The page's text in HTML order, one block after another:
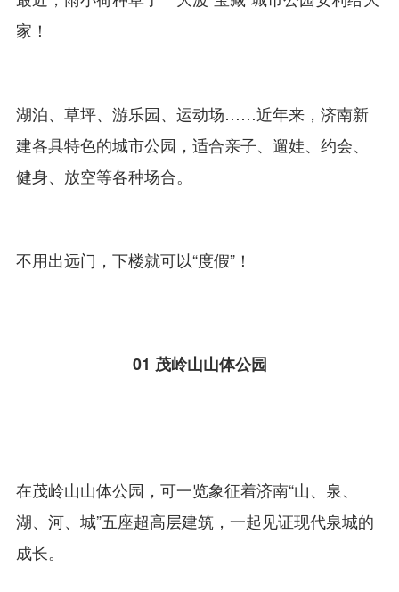
家！
湖泊、草坪、游乐园、运动场……近年来，济南新
建各具特色的城市公园，适合亲子、遛娃、约会、
健身、放空等各种场合。
不用出远门，下楼就可以“度假”！
01 茂岭山山体公园
在茂岭山山体公园，可一览象征着济南“山、泉、
湖、河、城”五座超高层建筑，一起见证现代泉城的
成长。